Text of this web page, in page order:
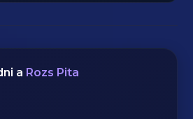
a Rozs Pita